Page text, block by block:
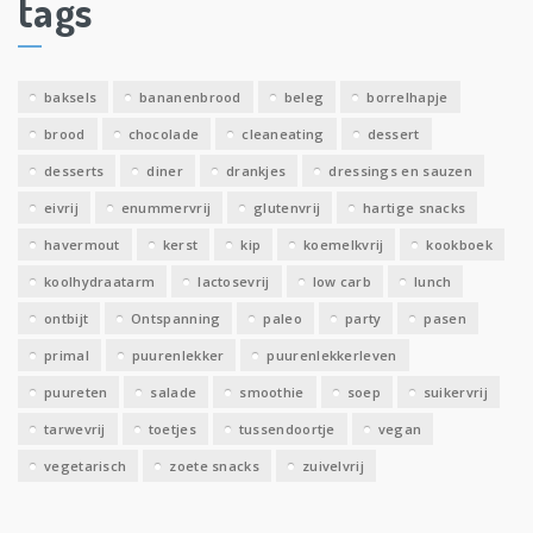
e
v
tags
baksels bananenbrood beleg borrelhapje
brood chocolade cleaneating dessert
desserts diner drankjes dressings en sauzen
eivrij enummervrij glutenvrij hartige snacks
havermout kerst kip koemelkvrij kookboek
koolhydraatarm lactosevrij low carb lunch
ontbijt Ontspanning paleo party pasen
primal puurenlekker puurenlekkerleven
puureten salade smoothie soep suikervrij
tarwevrij toetjes tussendoortje vegan
vegetarisch zoete snacks zuivelvrij